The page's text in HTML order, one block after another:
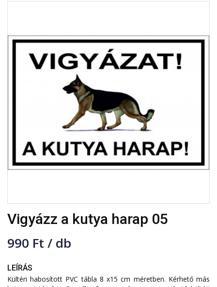
Vigyázz a kutya harap 05
990 Ft / db
LEÍRÁS
Kültéri habosított PVC tábla 8 x15 cm méretben. Kérhető más